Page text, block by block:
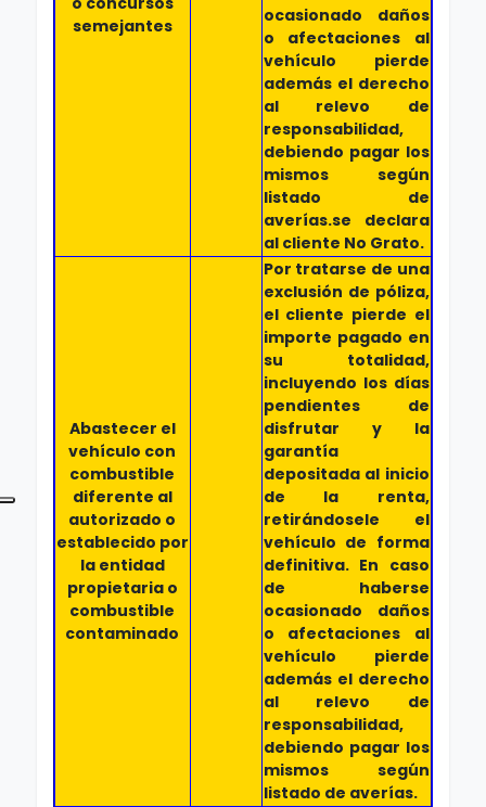
semejantes
ocasionado daños
o afectaciones al
vehículo pierde
además el derecho
al relevo de
responsabilidad,
debiendo pagar los
mismos según
listado de
averías.se declara
al cliente No Grato.
Abastecer el
vehículo con
combustible
diferente al
autorizado o
establecido por
la entidad
propietaria o
combustible
contaminado
Por tratarse de una
exclusión de póliza,
el cliente pierde el
importe pagado en
su totalidad,
incluyendo los días
pendientes de
disfrutar y la
garantía
depositada al inicio
de la renta,
retirándosele el
vehículo de forma
definitiva. En caso
de haberse
ocasionado daños
o afectaciones al
vehículo pierde
además el derecho
al relevo de
responsabilidad,
debiendo pagar los
mismos según
listado de averías.